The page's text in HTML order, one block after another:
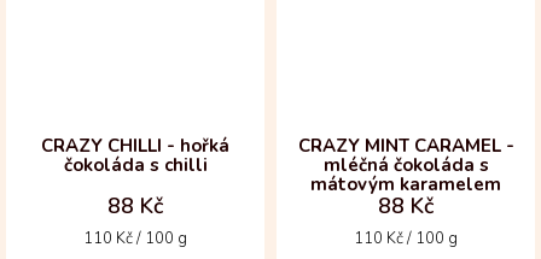
CRAZY CHILLI - hořká
čokoláda s chilli
88 Kč
Měrná
110 Kč / 100 g
CRAZY MINT CARAMEL -
mléčná čokoláda s
mátovým karamelem
88 Kč
Měrná
110 Kč / 100 g